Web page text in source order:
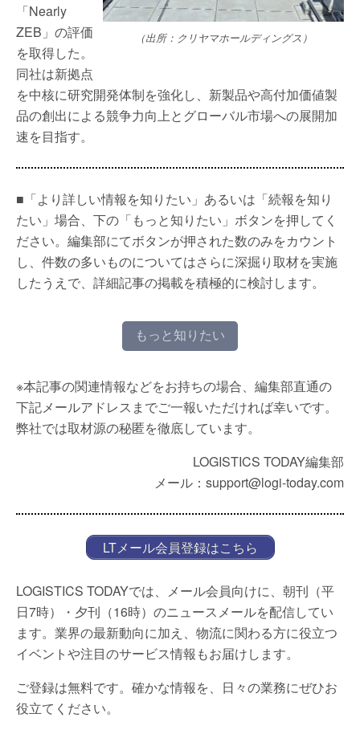
（出所：クリヤマホールディングス）
「Nearly
ZEB」の評価
を取得した。
同社は新拠点
を中核に研究開発体制を強化し、新製品や高付加価値製
品の創出による競争力向上とグローバル市場への展開加
速を目指す。
■「より詳しい情報を知りたい」あるいは「続報を知り
たい」場合、下の「もっと知りたい」ボタンを押してく
ださい。編集部にてボタンが押された数のみをカウント
し、件数の多いものについてはさらに深掘り取材を実施
したうえで、詳細記事の掲載を積極的に検討します。
もっと知りたい
※本記事の関連情報などをお持ちの場合、編集部直通の
下記メールアドレスまでご一報いただければ幸いです。
弊社では取材源の秘匿を徹底しています。
LOGISTICS TODAY編集部
メール：support@logi-today.com
LTメール会員登録はこちら
LOGISTICS TODAYでは、メール会員向けに、朝刊（平
日7時）・夕刊（16時）のニュースメールを配信してい
ます。業界の最新動向に加え、物流に関わる方に役立つ
イベントや注目のサービス情報もお届けします。
ご登録は無料です。確かな情報を、日々の業務にぜひお
役立てください。